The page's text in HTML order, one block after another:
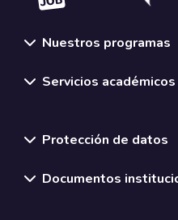
Nuestros programas
Servicios académicos
Protección de datos
Documentos